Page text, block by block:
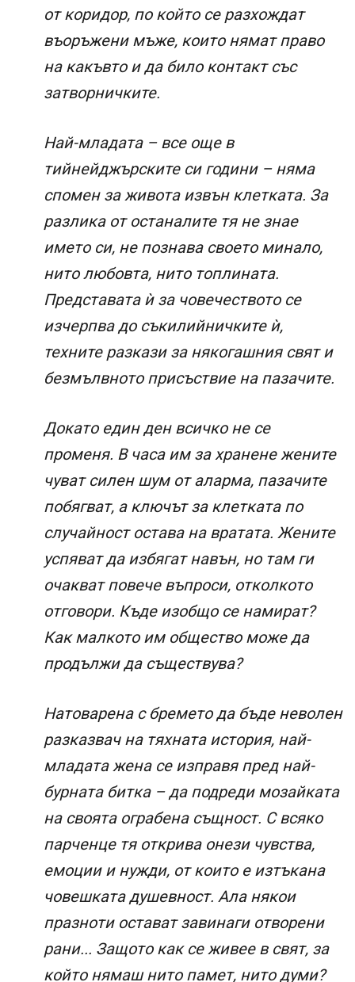
от коридор, по който се разхождат
въоръжени мъже, които нямат право
на какъвто и да било контакт със
затворничките.
Най-младата – все още в
тийнейджърските си години – няма
спомен за живота извън клетката. За
разлика от останалите тя не знае
името си, не познава своето минало,
нито любовта, нито топлината.
Представата ѝ за човечеството се
изчерпва до съкилийничките ѝ,
техните разкази за някогашния свят и
безмълвното присъствие на пазачите.
Докато един ден всичко не се
променя. В часа им за хранене жените
чуват силен шум от аларма, пазачите
побягват, а ключът за клетката по
случайност остава на вратата. Жените
успяват да избягат навън, но там ги
очакват повече въпроси, отколкото
отговори. Къде изобщо се намират?
Как малкото им общество може да
продължи да съществува?
Натоварена с бремето да бъде неволен
разказвач на тяхната история, най-
младата жена се изправя пред най-
бурната битка – да подреди мозайката
на своята ограбена същност. С всяко
парченце тя открива онези чувства,
емоции и нужди, от които е изтъкана
човешката душевност. Ала някои
празноти остават завинаги отворени
рани... Защото как се живее в свят, за
който нямаш нито памет, нито думи?